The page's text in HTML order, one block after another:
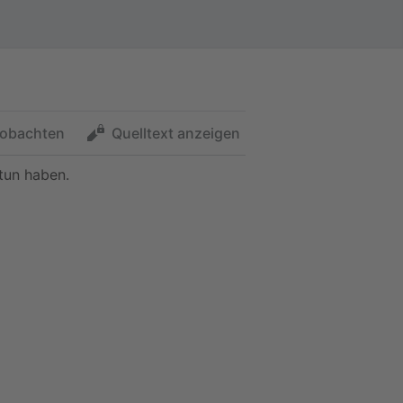
Quelltext anzeigen
haben.